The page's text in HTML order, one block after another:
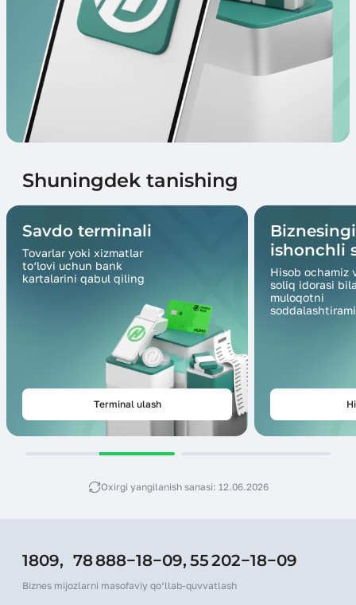
Shuningdek tanishing
Savdo terminali
Tovarlar yoki xizmatlar
to‘lovi uchun bank
kartalarini qabul qiling
Terminal ulash
ishonchli
Hisob ochamiz
soliq idorasi
muloqotni
Oxirgi yangilanish sanasi: 12.06.2026
1809, 78 888−18−09, 55 202−18−09
Biznes mijozlarni masofaviy qo‘llab-quvvatlash